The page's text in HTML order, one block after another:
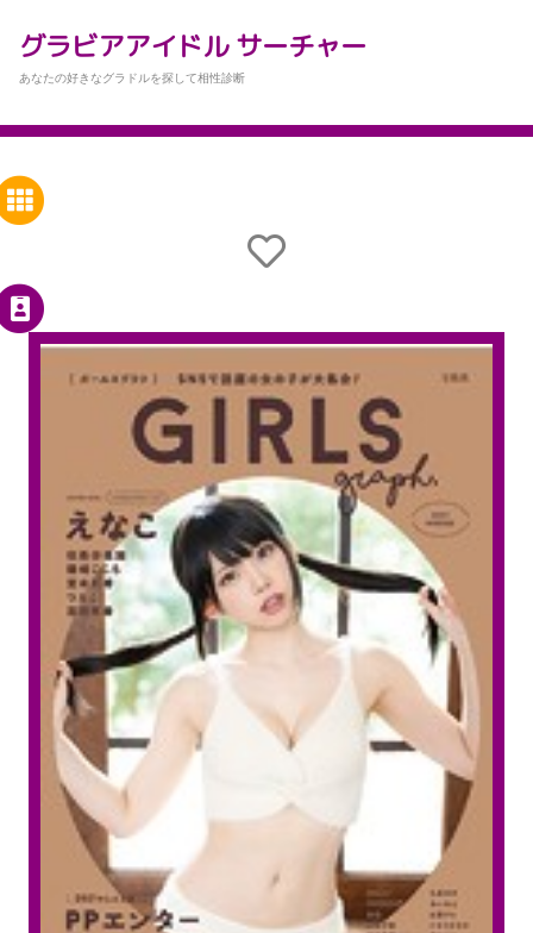
グラビアアイドル サーチャー
あなたの好きなグラドルを探して相性診断